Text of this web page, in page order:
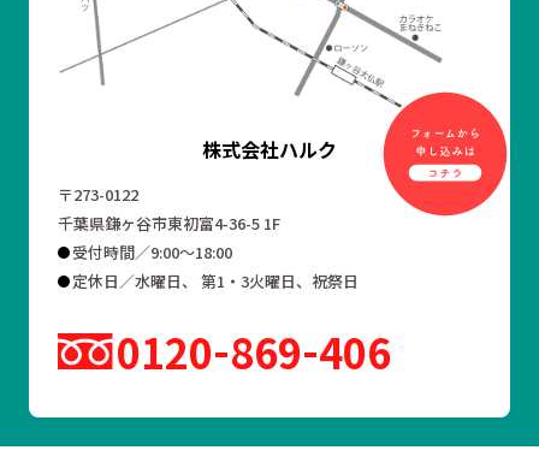
株式会社ハルク
〒273-0122
千葉県鎌ヶ谷市東初富4-36-5 1F
受付時間／9:00～18:00
定休日／水曜日、 第1・3火曜日、祝祭日
0120 869 406